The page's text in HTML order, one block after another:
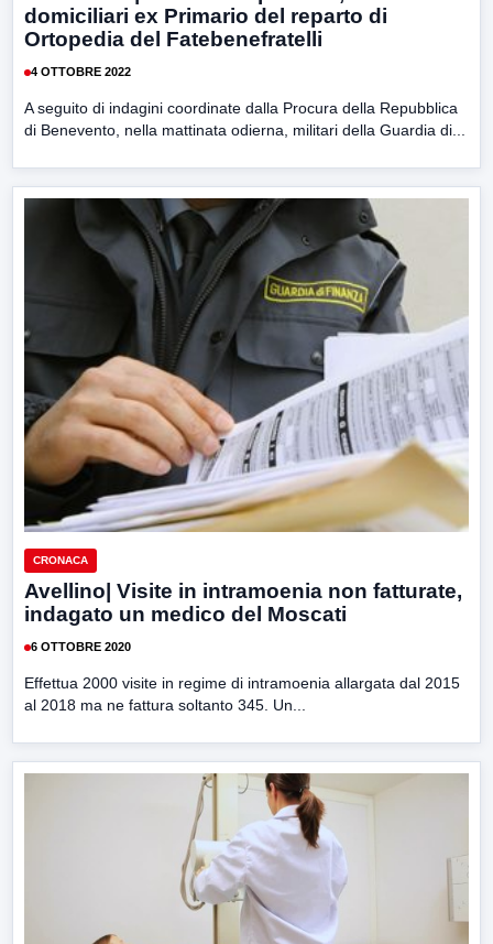
domiciliari ex Primario del reparto di
Ortopedia del Fatebenefratelli
4 OTTOBRE 2022
A seguito di indagini coordinate dalla Procura della Repubblica
di Benevento, nella mattinata odierna, militari della Guardia di...
CRONACA
Avellino| Visite in intramoenia non fatturate,
indagato un medico del Moscati
6 OTTOBRE 2020
Effettua 2000 visite in regime di intramoenia allargata dal 2015
al 2018 ma ne fattura soltanto 345. Un...